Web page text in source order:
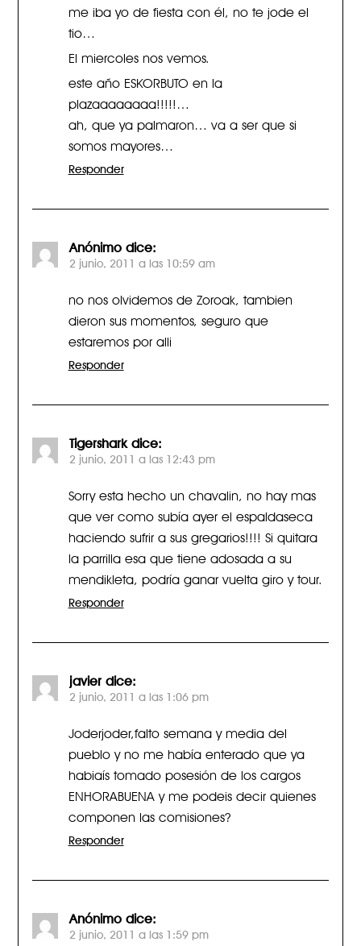
me iba yo de fiesta con él, no te jode el
tio…
El miercoles nos vemos.
este año ESKORBUTO en la
plazaaaaaaaa!!!!!…
ah, que ya palmaron… va a ser que si
somos mayores…
Responder
Anónimo dice:
2 junio, 2011 a las 10:59 am
no nos olvidemos de Zoroak, tambien
dieron sus momentos, seguro que
estaremos por alli
Responder
Tigershark dice:
2 junio, 2011 a las 12:43 pm
Sorry esta hecho un chavalin, no hay mas
que ver como subía ayer el espaldaseca
haciendo sufrir a sus gregarios!!!! Si quitara
la parrilla esa que tiene adosada a su
mendikleta, podría ganar vuelta giro y tour.
Responder
javier dice:
2 junio, 2011 a las 1:06 pm
Joderjoder,falto semana y media del
pueblo y no me había enterado que ya
habiaís tomado posesión de los cargos
ENHORABUENA y me podeis decir quienes
componen las comisiones?
Responder
Anónimo dice:
2 junio, 2011 a las 1:59 pm